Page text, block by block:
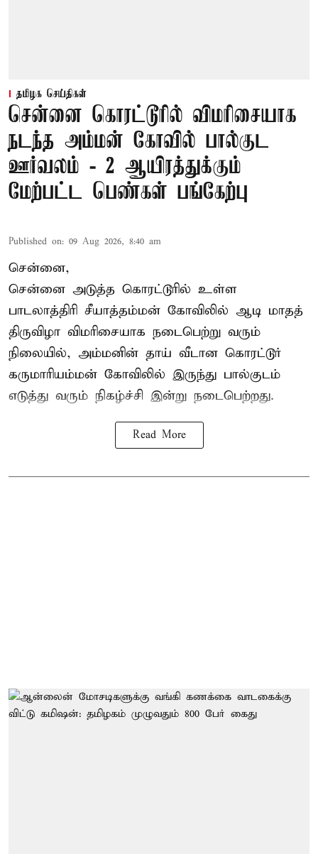
தமிழக செய்திகள்
சென்னை கொரட்டூரில் விமரிசையாக
நடந்த அம்மன் கோவில் பால்குட
ஊர்வலம் - 2 ஆயிரத்துக்கும்
மேற்பட்ட பெண்கள் பங்கேற்பு
Published on: 09 Aug 2026, 8:40 am
சென்னை,
சென்னை அடுத்த கொரட்டூரில் உள்ள
பாடலாத்திரி சீயாத்தம்மன் கோவிலில் ஆடி மாதத்
திருவிழா விமரிசையாக நடைபெற்று வரும்
நிலையில், அம்மனின் தாய் வீடான கொரட்டூர்
கருமாரியம்மன் கோவிலில் இருந்து பால்குடம்
எடுத்து வரும் நிகழ்ச்சி இன்று நடைபெற்றது.
Read More